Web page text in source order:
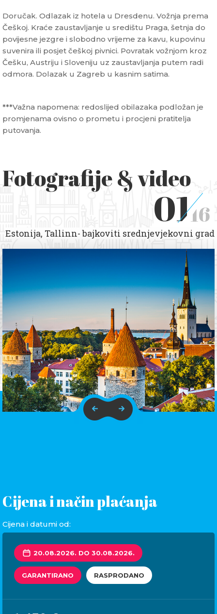
Doručak. Odlazak iz hotela u Dresdenu. Vožnja prema
Češkoj. Kraće zaustavljanje u središtu Praga, šetnja do
povijesne jezgre i slobodno vrijeme za kavu, kupovinu
suvenira ili posjet češkoj pivnici. Povratak vožnjom kroz
Češku, Austriju i Sloveniju uz zaustavljanja putem radi
odmora. Dolazak u Zagreb u kasnim satima.
***Važna napomena: redoslijed obilazaka podložan je
promjenama ovisno o prometu i procjeni pratitelja
putovanja.
Fotografije & video
0116
Estonija, Tallinn- bajkoviti srednjevjekovni grad
Cijena i način plaćanja
Cijena i datumi od:
20.08.2026. DO 30.08.2026.
GARANTIRANO RASPRODANO